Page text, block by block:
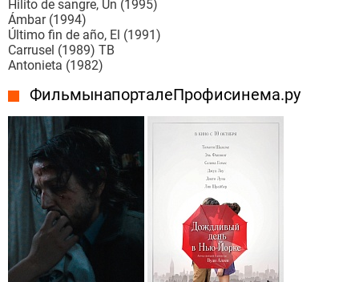
Hilito de sangre, Un (1995)
Ámbar (1994)
Último fin de año, El (1991)
Carrusel (1989) ТВ
Antonieta (1982)
Фильмы на портале Профисинема.ру